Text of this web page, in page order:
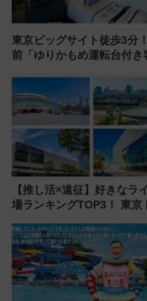
東京ビッグサイト徒歩3分
前「ゆりかもめ運転台付
【推し活×遠征】好きなラ
場ランキングTOP3！ 東京
由と交通アクセス術、ライ
場に何を求める？